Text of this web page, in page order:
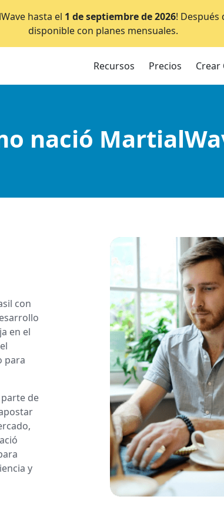
hasta el 1 de septiembre de 2026! Después
disponible con planes mensuales.
Recursos Precios Crear
nació
con
en el
para
de
y